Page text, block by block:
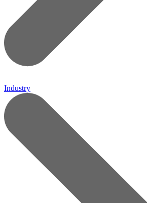
Industry